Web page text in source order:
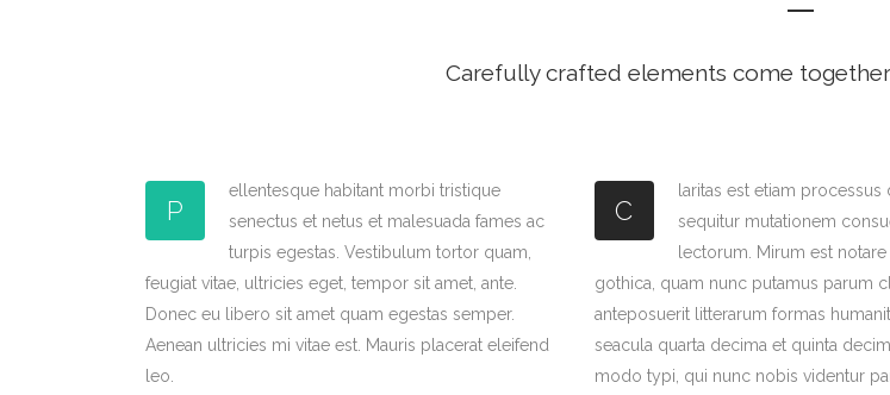
Carefully crafted elements come
P
ellentesque habitant morbi tristique
senectus et netus et malesuada fames ac
turpis egestas. Vestibulum tortor quam,
feugiat vitae, ultricies eget, tempor sit amet, ante.
Donec eu libero sit amet quam egestas semper.
Aenean ultricies mi vitae est. Mauris placerat eleifend
leo.
C
laritas est etiam processus
sequitur mutationem
lectorum. Mirum est
gothica, quam nunc putamus parum
anteposuerit litterarum formas
seacula quarta decima et quinta
modo typi, qui nunc nobis videntur